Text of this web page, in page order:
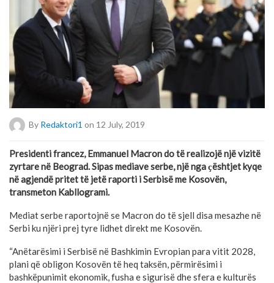
By Redaktori1 on 12 July, 2019
Presidenti francez, Emmanuel Macron do të realizojë një vizitë
zyrtare në Beograd. Sipas mediave serbe, një ngaҫështjet kyqe
në agjendë pritet të jetë raporti i Serbisë me Kosovën,
transmeton Kabllogrami.
Mediat serbe raportojnë se Macron do të sjell disa mesazhe në
Serbi ku njëri prej tyre lidhet direkt me Kosovën.
“Anëtarësimi i Serbisë në Bashkimin Evropian para vitit 2028,
plani që obligon Kosovën të heq taksën, përmirësimi i
bashkëpunimit ekonomik, fusha e sigurisë dhe sfera e kulturës